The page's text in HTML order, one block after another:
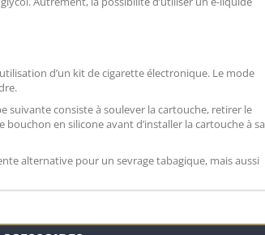
d’un kit de cigarette électronique. Le mode
suivante consiste à soulever la cartouche, retirer le
en silicone avant d’installer la cartouche à sa
alternative pour un sevrage tabagique, mais aussi